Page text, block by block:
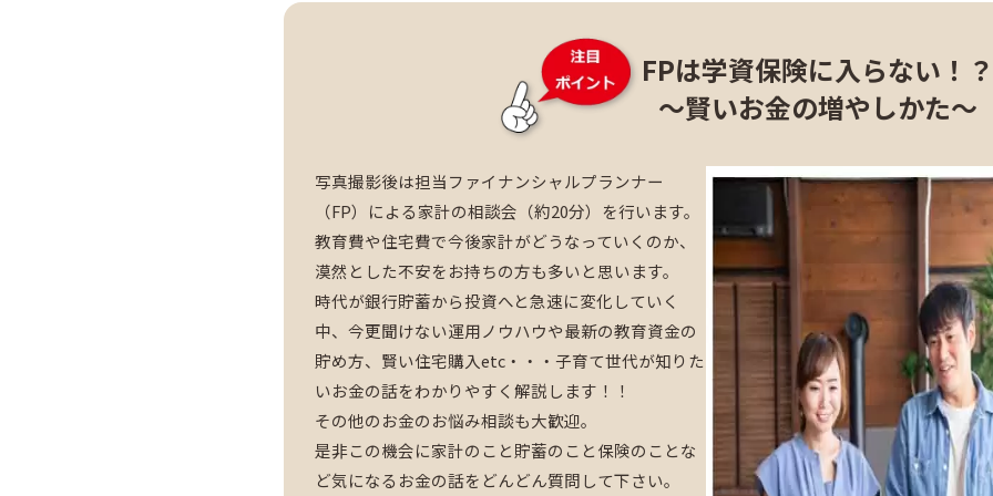
FPは学資保険に入らない！
～賢いお金の増やしかた～
写真撮影後は担当ファイナンシャルプランナー
（FP）による家計の相談会（約20分）を行います。
教育費や住宅費で今後家計がどうなっていくのか、
漠然とした不安をお持ちの方も多いと思います。
時代が銀行貯蓄から投資へと急速に変化していく
中、今更聞けない運用ノウハウや最新の教育資金の
貯め方、賢い住宅購入etc・・・子育て世代が知りた
いお金の話をわかりやすく解説します！！
その他のお金のお悩み相談も大歓迎。
是非この機会に家計のこと貯蓄のこと保険のことな
ど気になるお金の話をどんどん質問して下さい。